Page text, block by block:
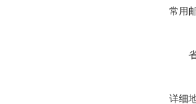
常用
详细